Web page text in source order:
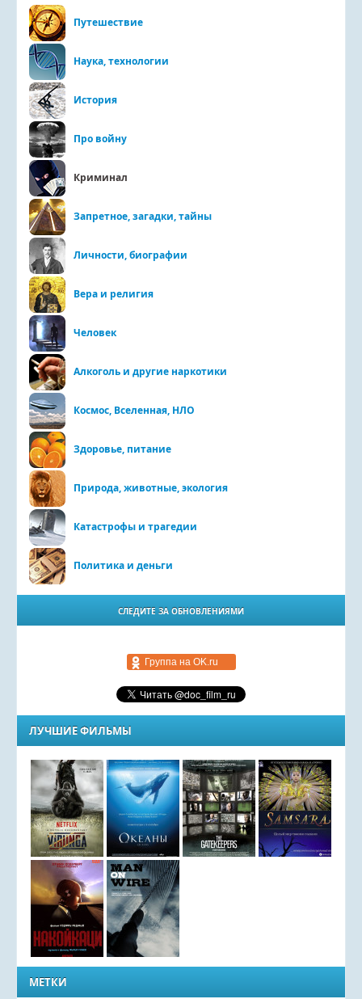
Путешествие
Наука, технологии
История
Про войну
Криминал
Запретное, загадки, тайны
Личности, биографии
Вера и религия
Человек
Алкоголь и другие наркотики
Космос, Вселенная, НЛО
Здоровье, питание
Природа, животные, экология
Катастрофы и трагедии
Политика и деньги
СЛЕДИТЕ ЗА ОБНОВЛЕНИЯМИ
Группа на OK.ru
ЛУЧШИЕ ФИЛЬМЫ
МЕТКИ